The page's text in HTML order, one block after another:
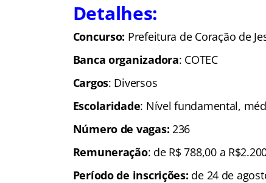
Detalhes:
Concurso: Prefeitura de Coração de
Banca organizadora: COTEC
Cargos: Diversos
Escolaridade: Nível fundamental,
Número de vagas: 236
Remuneração: de R$ 788,00 a
Período de inscrições: de 24 de